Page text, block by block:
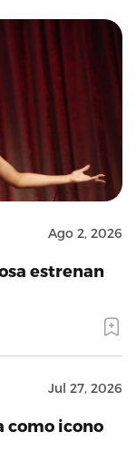
Ago 2, 2026
estrenan
Jul 27, 2026
como icono